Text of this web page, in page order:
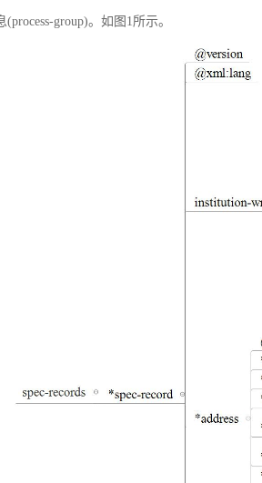
group)。如图1所示。